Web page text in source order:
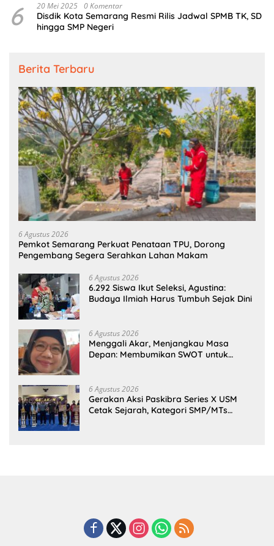
6 20 Mei 2025 0 Komentar
Disdik Kota Semarang Resmi Rilis Jadwal SPMB TK, SD
hingga SMP Negeri
Berita Terbaru
6 Agustus 2026
Pemkot Semarang Perkuat Penataan TPU, Dorong
Pengembang Segera Serahkan Lahan Makam
6 Agustus 2026
6.292 Siswa Ikut Seleksi, Agustina:
Budaya Ilmiah Harus Tumbuh Sejak Dini
6 Agustus 2026
Menggali Akar, Menjangkau Masa
Depan: Membumikan SWOT untuk
6 Agustus 2026
Gerakan Aksi Paskibra Series X USM
Cetak Sejarah, Kategori SMP/MTs